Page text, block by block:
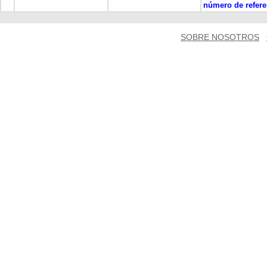
número de
SOBRE NOSOTROS